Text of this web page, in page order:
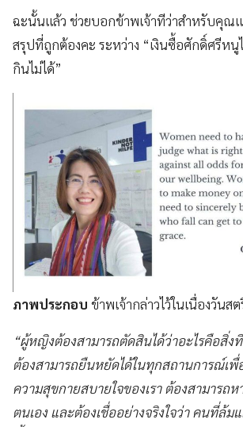
ฉะนั้นแล้ว ช่วยบอกข้าพเจ้าทีว่าสำหรับคุณ
สรุปที่ถูกต้องคะ ระหว่าง “เงินซื้อศักดิ์ศรีหนู
กินไม่ได้”
ภาพประกอบ ข้าพเจ้ากล่าวไว้ในเนื่องวันส
“ผู้หญิงต้องสามารถตัดสินได้ว่าอะไรคือสิ่ง
ต้องสามารถยืนหยัดได้ในทุกสถานการณ์เ
ความสุขกายสบายใจของเรา ต้องสามารถห
ตนเอง และต้องเชื่ออย่างจริงใจว่า คนที่ล้